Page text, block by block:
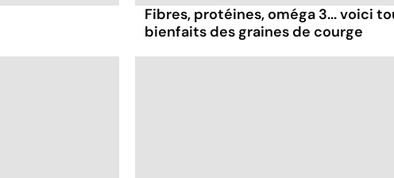
Fibres, protéines, oméga 3... voici
bienfaits des graines de courge